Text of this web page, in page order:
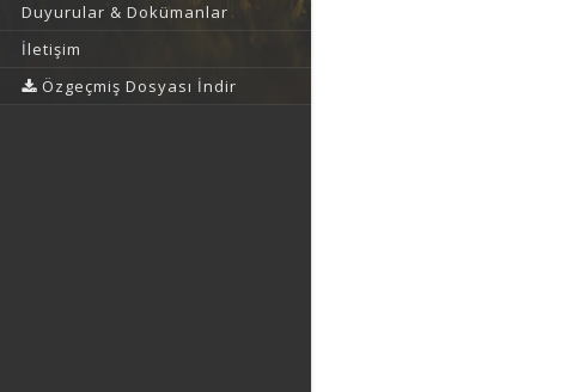
Duyurular & Dokümanlar
İletişim
Özgeçmiş Dosyası İndir